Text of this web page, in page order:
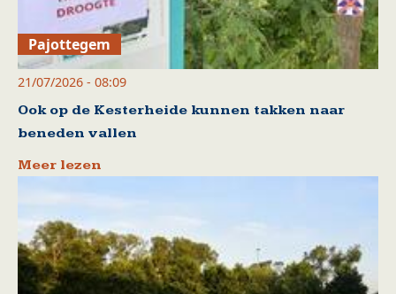
Pajottegem
21/07/2026 - 08:09
Ook op de Kesterheide kunnen takken naar
beneden vallen
Meer lezen